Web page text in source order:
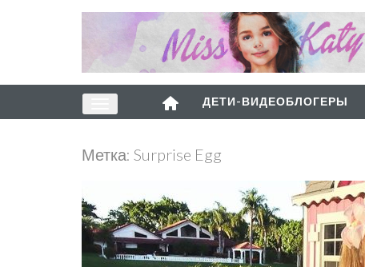
ДЕТИ-ВИДЕОБЛОГЕРЫ
Метка: Surprise Egg